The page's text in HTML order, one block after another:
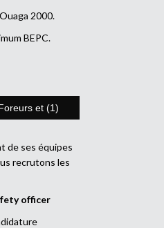
2000.
BEPC.
et (1)
de ses équipes
recrutons les
officer